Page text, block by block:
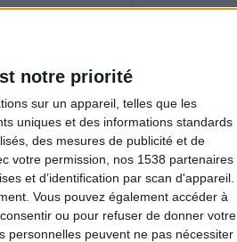
notre priorité
sur un appareil, telles que les
uniques et des informations standards
des mesures de publicité et de
votre permission, nos 1538 partenaires
et d’identification par scan d'appareil.
Vous pouvez également accéder à
ou pour refuser de donner votre
personnelles peuvent ne pas nécessiter
TOTAL
TOTAL
21
ADVERSAIRES